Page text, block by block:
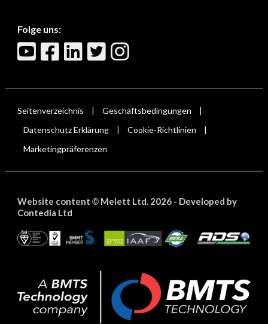
Folge uns:
Seitenverzeichnis Geschäftsbedingungen
Datenschutz Erklärung Cookie-Richtlinien
Marketingpräferenzen
Website content ©Melett Ltd. 2026 - Developed by
Contedia Ltd